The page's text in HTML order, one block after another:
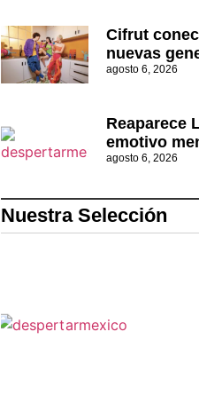
Cifrut
nuevas
agosto 6, 2026
Reaparece
emotivo
agosto 6, 2026
Nuestra Selección